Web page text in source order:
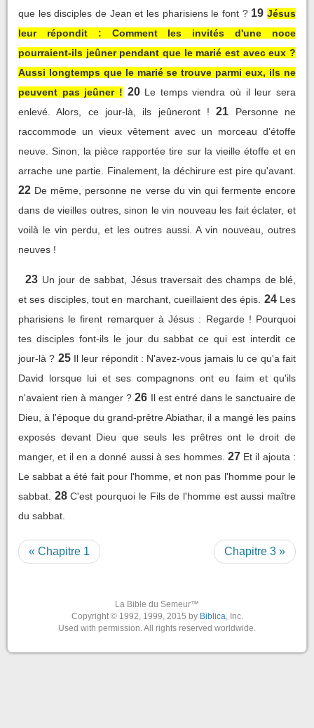
que les disciples de Jean et les pharisiens le font ? 19 Jésus
leur répondit : Comment les invités d'une noce
pourraient-ils jeûner pendant que le marié est avec eux ?
Aussi longtemps que le marié se trouve parmi eux, ils ne
peuvent pas jeûner ! 20 Le temps viendra où il leur sera
enlevé. Alors, ce jour-là, ils jeûneront !
21
Personne ne
raccommode un vieux vêtement avec un morceau d'étoffe
neuve. Sinon, la pièce rapportée tire sur la vieille étoffe et en
arrache une partie. Finalement, la déchirure est pire qu'avant.
22 De même, personne ne verse du vin qui fermente encore
dans de vieilles outres, sinon le vin nouveau les fait éclater, et
voilà le vin perdu, et les outres aussi. A vin nouveau, outres
neuves !
23 Un jour de sabbat, Jésus traversait des champs de blé,
et ses disciples, tout en marchant, cueillaient des épis. 24 Les
pharisiens le firent remarquer à Jésus : Regarde ! Pourquoi
tes disciples font-ils le jour du sabbat ce qui est interdit ce
jour-là ? 25 Il leur répondit : N'avez-vous jamais lu ce qu'a fait
David lorsque lui et ses compagnons ont eu faim et qu'ils
n'avaient rien à manger ? 26 Il est entré dans le sanctuaire de
Dieu, à l'époque du grand-prêtre Abiathar, il a mangé les pains
exposés devant Dieu que seuls les prêtres ont le droit de
manger, et il en a donné aussi à ses hommes. 27 Et il ajouta :
Le sabbat a été fait pour l'homme, et non pas l'homme pour le
sabbat. 28 C'est pourquoi le Fils de l'homme est aussi maître
du sabbat.
« Chapitre 1 Chapitre 3 »
La Bible du Semeur™
Copyright © 1992, 1999, 2015 by Biblica, Inc.
Used with permission. All rights reserved worldwide.